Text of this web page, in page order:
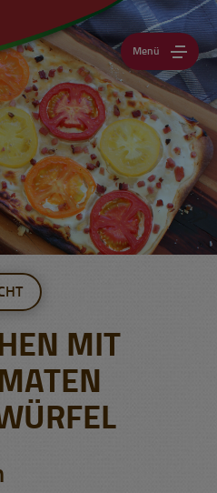
Menü
MIT